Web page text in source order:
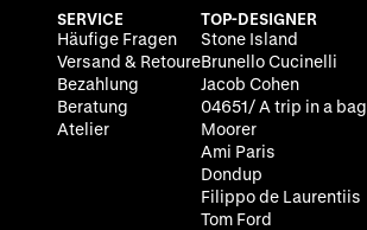
SERVICE
Häufige Fragen
Versand & Retoure
Bezahlung
Beratung
Atelier
TOP-DESIGNER
Stone Island
Brunello Cucinelli
Jacob Cohen
04651/ A trip in a bag
Moorer
Ami Paris
Dondup
Filippo de Laurentiis
Tom Ford